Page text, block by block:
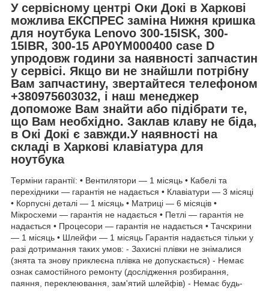
У сервісному центрі Оки Докі в Харкові
можлива ЕКСПРЕС заміна Нижня кришка
для ноутбука Lenovo 300-15ISK, 300-
15IBR, 300-15 AP0YM000400 case D
упродовж години за наявності запчастин
у сервісі. Якщо ви не знайшли потрібну
Вам запчастину, звертайтеся телефоном
+380975603032, і наш менеджер
допоможе Вам знайти або підібрати те,
що Вам необхідно. Заклав клаву не біда,
в Окі Докі є завжди.У наявності на
складі в Харкові клавіатура для
ноутбука
Терміни гарантії: • Вентилятори — 1 місяць • Кабелі та
перехідники — гарантія не надається • Клавіатури — 3 місяці
• Корпусні деталі — 1 місяць • Матриці — 6 місяців •
Мікросхеми — гарантія не надається • Петлі — гарантія не
надається • Процесори — гарантія не надається • Тачскрини
— 1 місяць • Шлейфи — 1 місяць Гарантія надається тільки у
разі дотримання таких умов: - Захисні плівки не знімалися
(знята та знову приклеєна плівка не допускається) - Немає
ознак самостійного ремонту (дослідження розбирання,
паяння, переклеювання, зам'ятий шлейфів) - Немає будь-